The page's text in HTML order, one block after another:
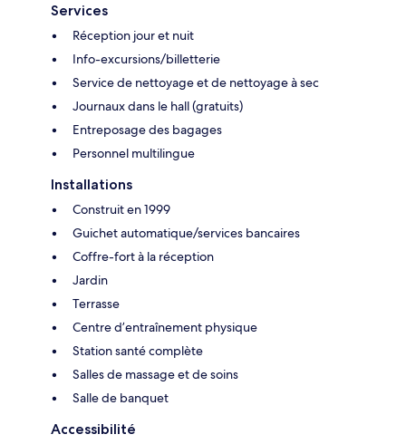
Services
Réception jour et nuit
Info-excursions/billetterie
Service de nettoyage et de nettoyage à sec
Journaux dans le hall (gratuits)
Entreposage des bagages
Personnel multilingue
Installations
Construit en 1999
Guichet automatique/services bancaires
Coffre-fort à la réception
Jardin
Terrasse
Centre d’entraînement physique
Station santé complète
Salles de massage et de soins
Salle de banquet
Accessibilité